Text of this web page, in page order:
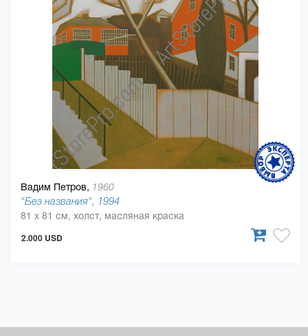
Вадим Петров, 1960
"Без названия", 1994
81 x 81 см, холст, масляная краска
2.000 USD